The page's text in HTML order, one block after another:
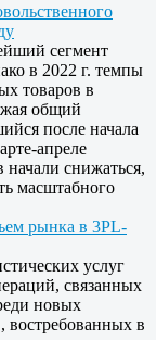
сегмент
в 2022 г. темпы
товаров в
общий
после начала
апреле
снижаться,
масштабного
рынка в 3PL-
услуг
связанных
новых
востребованных в